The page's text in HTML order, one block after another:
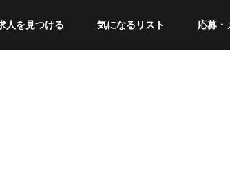
人を見つける 気になるリスト 応募・